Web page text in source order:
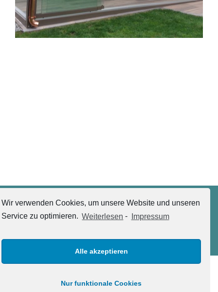
Wir verwenden Cookies, um unsere Website und unseren
Service zu optimieren. Weiterlesen - Impressum
Alle akzeptieren
Nur funktionale Cookies
Sie haben Interesse? Nehmen Sie gerne
responsivewebdesignbyintermedia